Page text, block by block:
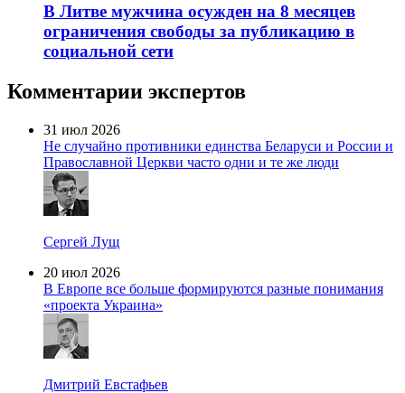
В Литве мужчина осужден на 8 месяцев
ограничения свободы за публикацию в
социальной сети
Комментарии экспертов
31 июл 2026
Не случайно противники единства Беларуси и России и
Православной Церкви часто одни и те же люди
Сергей Лущ
20 июл 2026
В Европе все больше формируются разные понимания
«проекта Украина»
Дмитрий Евстафьев